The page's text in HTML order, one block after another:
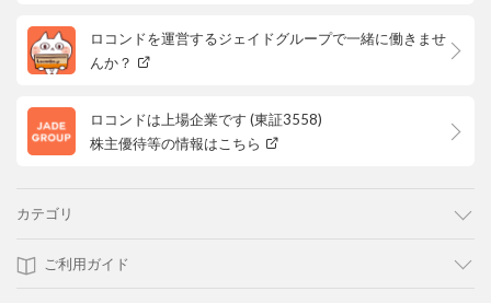
ロコンドを運営するジェイドグループで一緒に働きませ
んか？
ロコンドは上場企業です (東証3558)
株主優待等の情報はこちら
カテゴリ
ご利用ガイド